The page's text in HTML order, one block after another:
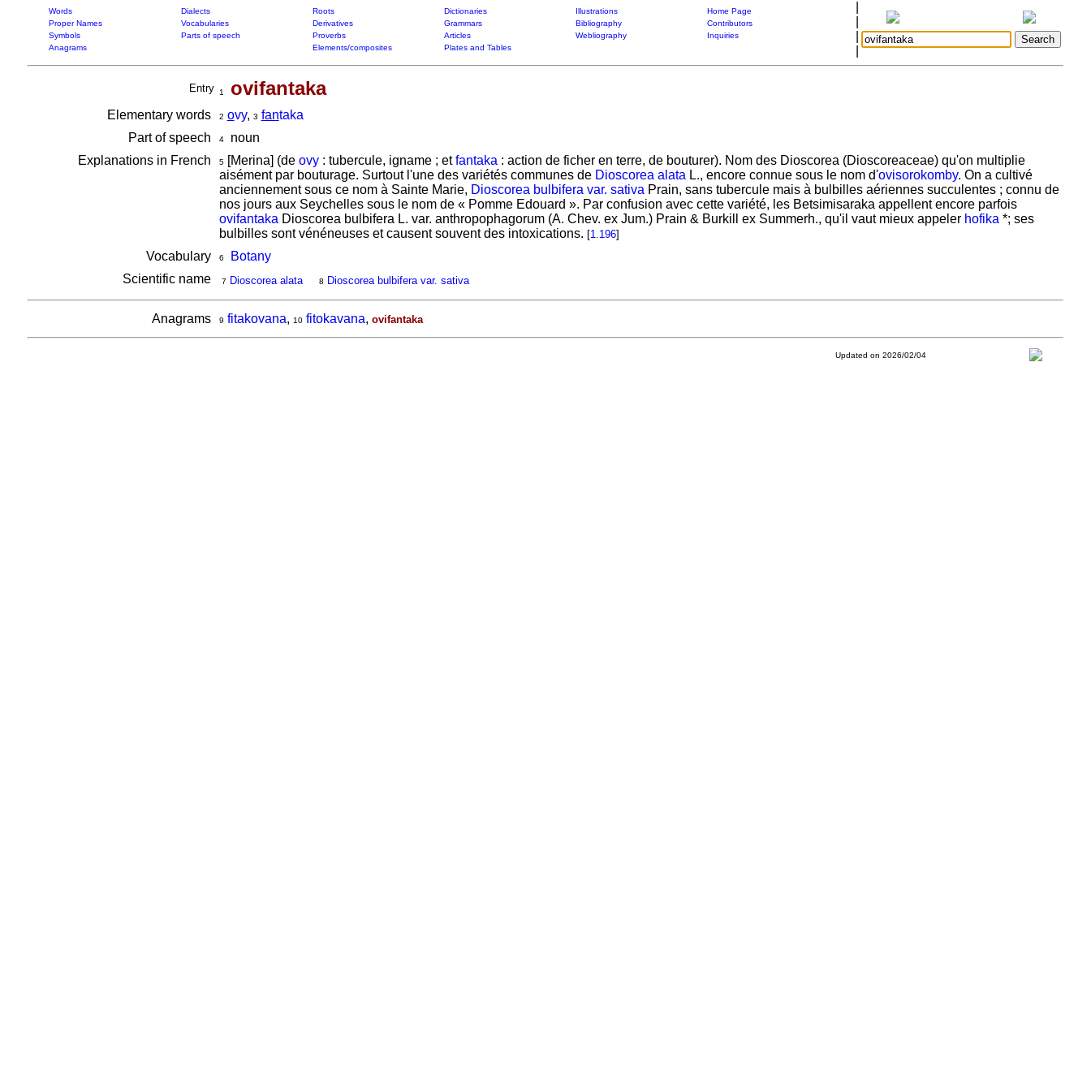
Words Dialects Roots Dictionaries Illustrations
Home Page
Proper Names
Vocabularies Derivatives Grammars Bibliography
Contributors
Symbols
Parts of speech Proverbs Articles Webliography
Inquiries
Anagrams
Elements/composites Plates and Tables
Entry 1 ovifantaka
Elementary words 2 ovy, 3 fantaka
Part of speech
4noun
Explanations in French
5[Merina] (de ovy: tubercule, igname ; etfantaka : action de ficher en terre, de bouturer). Nom des Dioscorea (Dioscoreaceae) qu'on multiplie
aisément par bouturage. Surtout l'une des variétés communes de Dioscorea alata L., encore connue sous le nom d'ovisorokomby. On a cultivé
anciennement sous ce nom à Sainte Marie, Dioscorea bulbifera var. sativa Prain, sans tubercule mais à bulbilles aériennes succulentes ; connu de
nos jours aux Seychelles sous le nom de « Pomme Edouard ». Par confusion avec cette variété, les Betsimisaraka appellent encore parfois
ovifantaka Dioscorea bulbifera L. var. anthropophagorum (A. Chev. ex Jum.) Prain & Burkill ex Summerh., qu'il vaut mieux appeler hofika *; ses
bulbilles sont vénéneuses et causent souvent des intoxications. [1.196]
Vocabulary 6
Botany
Scientific name
7 Dioscorea alata 8 Dioscorea bulbifera var. sativa
Anagrams 9 fitakovana, 10 fitokavana, ovifantaka
Updated on 2026/02/04